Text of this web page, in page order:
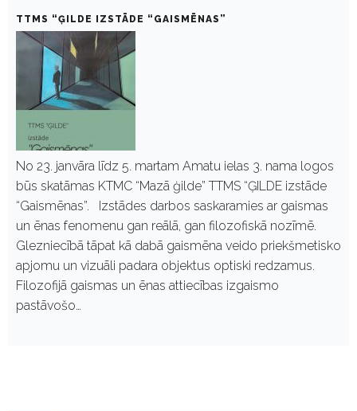
TTMS “ĢILDE IZSTĀDE “GAISMĒNAS”
No 23. janvāra līdz 5. martam Amatu ielas 3. nama logos
būs skatāmas KTMC “Mazā ģilde” TTMS “ĢILDE izstāde
“Gaismēnas”. Izstādes darbos saskaramies ar gaismas
un ēnas fenomenu gan reālā, gan filozofiskā nozīmē.
Glezniecībā tāpat kā dabā gaismēna veido priekšmetisko
apjomu un vizuāli padara objektus optiski redzamus.
Filozofijā gaismas un ēnas attiecības izgaismo
pastāvošo…